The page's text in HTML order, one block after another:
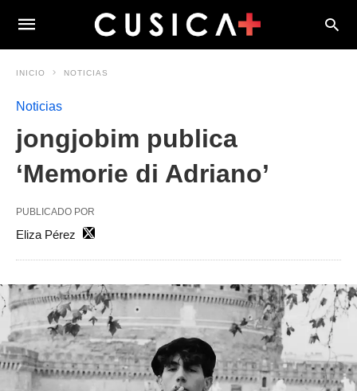
INICIO NOTICIAS
Noticias
jongjobim publica
‘Memorie di Adriano’
PUBLICADO POR
Eliza Pérez